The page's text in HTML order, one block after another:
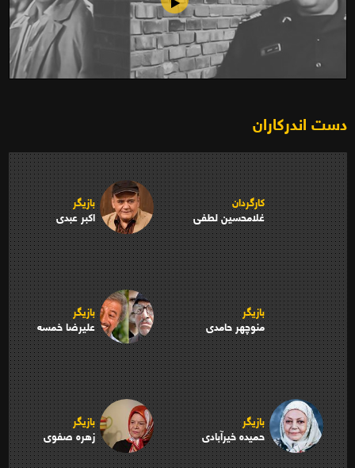
دست اندرکاران
کارگردان
غلامحسین لطفی
بازیگر
اکبر عبدی
بازیگر
منوچهر حامدی
بازیگر
علیرضا خمسه
بازیگر
حمیده خیرآبادی
بازیگر
زهره صفوی